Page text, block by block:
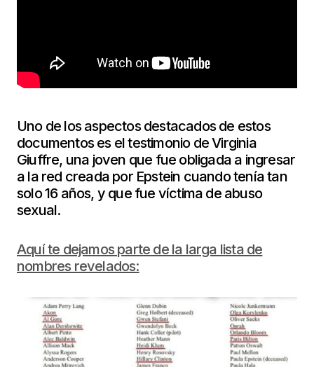
Uno de los aspectos destacados de estos
documentos es el testimonio de Virginia
Giuffre, una joven que fue obligada a ingresar
a la red creada por Epstein cuando tenía tan
solo 16 años, y que fue víctima de abuso
sexual.
Aquí te dejamos parte de la larga lista de
nombres revelados: